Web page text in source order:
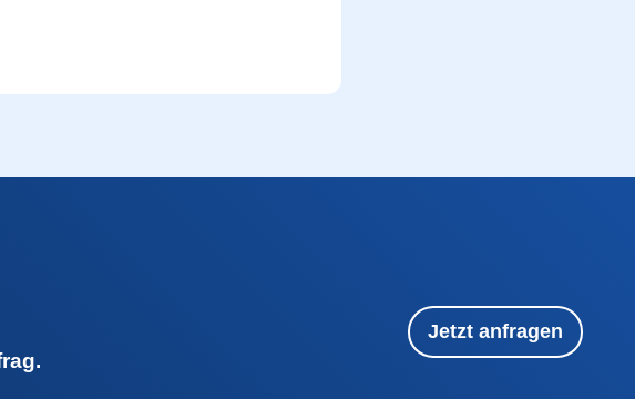
Jetzt anfragen